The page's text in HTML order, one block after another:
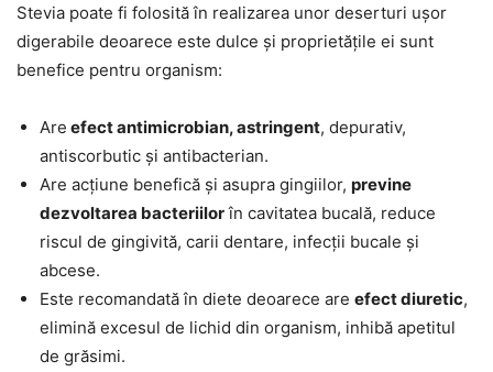
Stevia poate fi folosită în realizarea unor deserturi ușor
digerabile deoarece este dulce și proprietățile ei sunt
benefice pentru organism:
Are efect antimicrobian, astringent, depurativ,
antiscorbutic și antibacterian.
Are acțiune benefică și asupra gingiilor, previne
dezvoltarea bacteriilorîn cavitatea bucală, reduce
riscul de gingivită, carii dentare, infecții bucale și
abcese.
Este recomandată în diete deoarece are efect diuretic,
elimină excesul de lichid din organism, inhibă apetitul
de grăsimi.